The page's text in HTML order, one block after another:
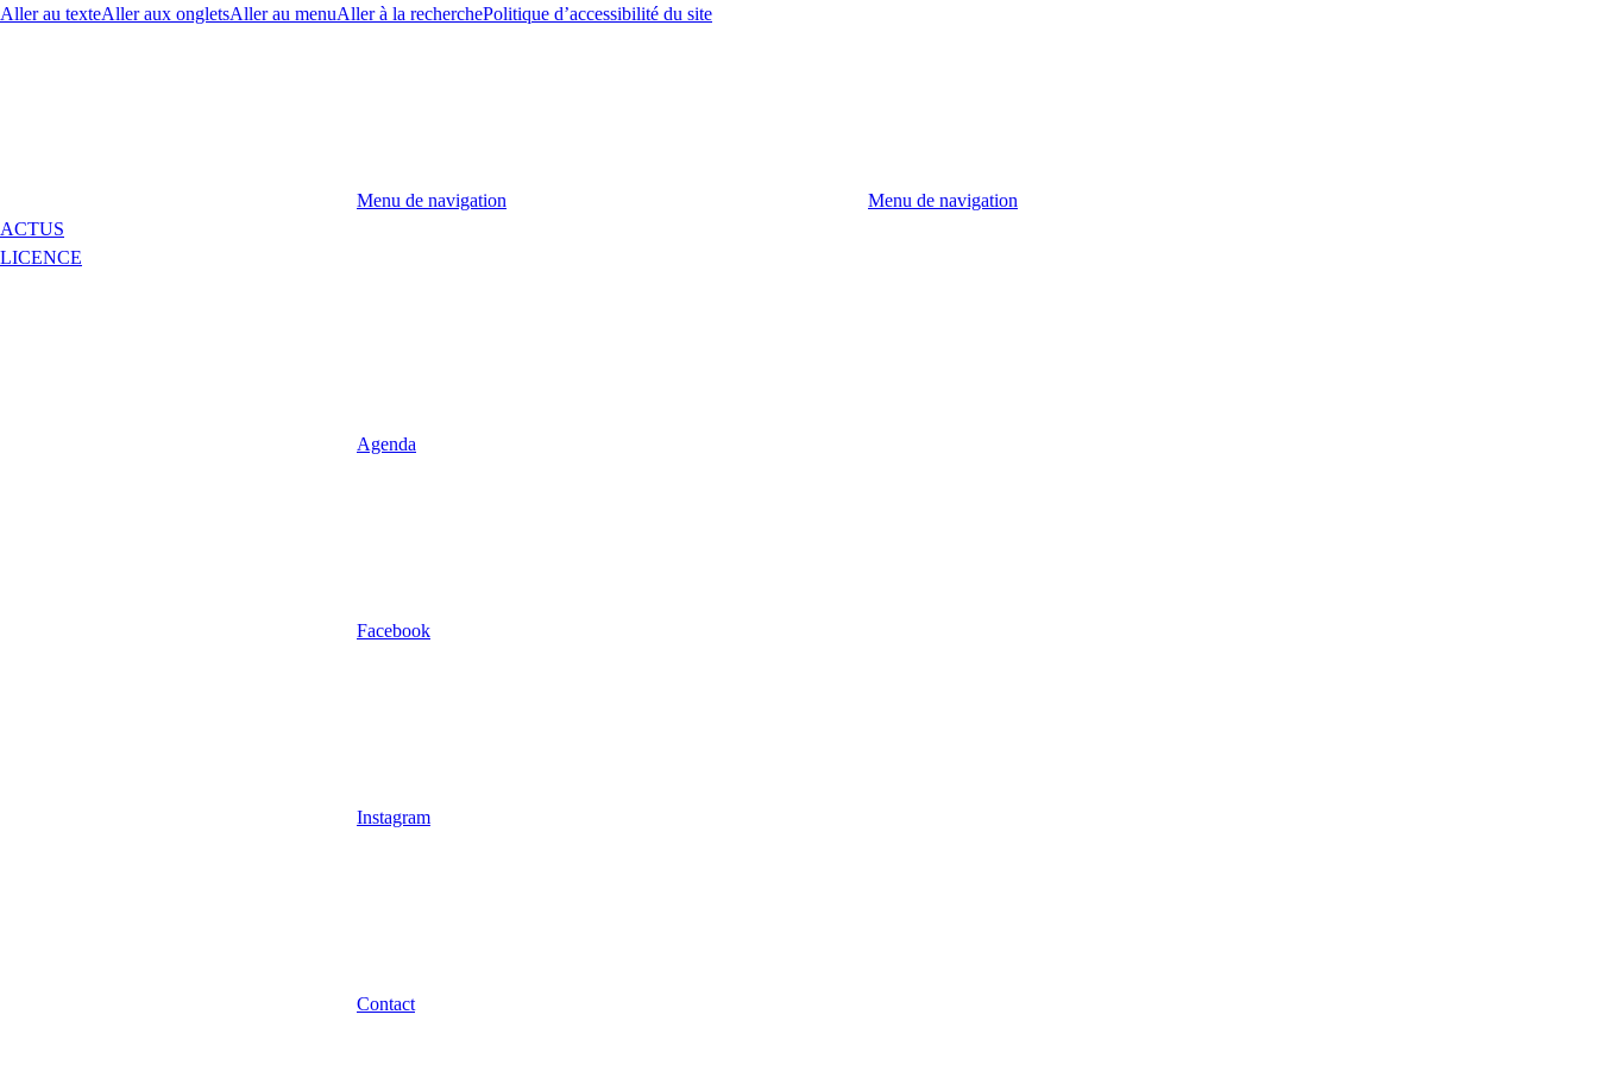
Aller au texteAller aux ongletsAller au menuAller à la recherchePolitique d’accessibilité du site
Menu de navigation
Menu de navigation
ACTUS
LICENCE
Agenda
Facebook
Instagram
Contact